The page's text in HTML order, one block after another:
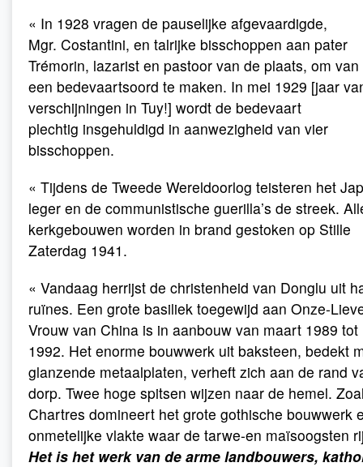
« In 1928 vragen de pauselijke afgevaardigde,
Mgr. Costantini, en talrijke bisschoppen aan pater
Trémorin, lazarist en pastoor van de plaats, om
een bedevaartsoord te maken. In mei 1929 [jaar
verschijningen in Tuy!] wordt de bedevaart
plechtig insgehuldigd in aanwezigheid van vier
bisschoppen.
« Tijdens de Tweede Wereldoorlog teisteren het
leger en de communistische guerilla’s de streek.
kerkgebouwen worden in brand gestoken op Stille
Zaterdag 1941.
« Vandaag herrijst de christenheid van Donglu uit
ruïnes. Een grote basiliek toegewijd aan Onze-
Vrouw van China is in aanbouw van maart 1989 tot
1992. Het enorme bouwwerk uit baksteen, bedekt
glanzende metaalplaten, verheft zich aan de rand
dorp. Twee hoge spitsen wijzen naar de hemel.
Chartres domineert het grote gothische bouwwerk
onmetelijke vlakte waar de tarwe-en maïsoogsten
Het is het werk van de arme landbouwers,